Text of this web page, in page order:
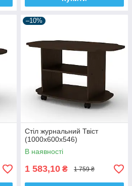
–10%
Стіл журнальний Твіст
(1000х600х546)
В наявності
1 583,10 ₴ 1 759 ₴